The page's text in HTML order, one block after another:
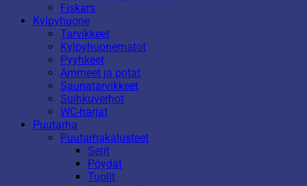
Fiskars
Kylpyhuone
Tarvikkeet
Kylpyhuonematot
Pyyhkeet
Ammeet ja potat
Saunatarvikkeet
Suihkuverhot
WC-harjat
Puutarha
Puutarhakalusteet
Setit
Pöydät
Tuolit